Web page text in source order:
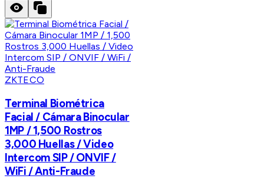
ZKTECO
Terminal Biométrica
Facial / Cámara Binocular
1MP / 1,500 Rostros
3,000 Huellas / Video
Intercom SIP / ONVIF /
WiFi / Anti-Fraude